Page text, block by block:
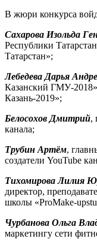
В жюри конкурса
Сахарова Изольда
Республики
Татарстан»;
Лебедева Дарья
Казанский ГМУ-
Казань-2019»;
Белосохов Дмитрий,
канала;
Трубин Артём,
создатели YouTube
Тихомирова Лилия
директор,
школы «ProMake-
Чурбанова Ольга
маркетингу сети